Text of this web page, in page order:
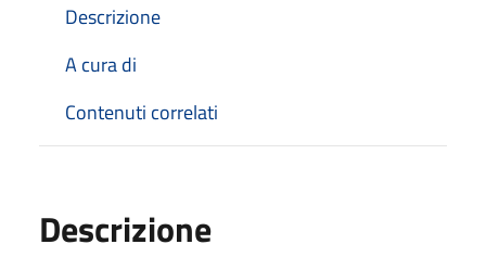
Descrizione
A cura di
Contenuti correlati
Descrizione